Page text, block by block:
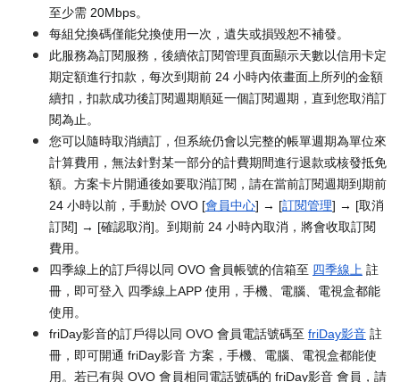
至少需 20Mbps。
每組兌換碼僅能兌換使用一次，遺失或損毀恕不補發。
此服務為訂閱服務，後續依訂閱管理頁面顯示天數以信用卡定
期定額進行扣款，每次到期前 24 小時內依畫面上所列的金額
續扣，扣款成功後訂閱週期順延一個訂閱週期，直到您取消訂
閱為止。
您可以隨時取消續訂，但系統仍會以完整的帳單週期為單位來
計算費用，無法針對某一部分的計費期間進行退款或核發抵免
額。方案卡片開通後如要取消訂閱，請在當前訂閱週期到期前
24 小時以前，手動於 OVO [會員中心] → [訂閱管理] → [取消
訂閱] → [確認取消]。到期前 24 小時內取消，將會收取訂閱
費用。
四季線上的訂戶得以同 OVO 會員帳號的信箱至 四季線上 註
冊，即可登入 四季線上APP 使用，手機、電腦、電視盒都能
使用。
friDay影音的訂戶得以同 OVO 會員電話號碼至 friDay影音 註
冊，即可開通 friDay影音 方案，手機、電腦、電視盒都能使
用。若已有與 OVO 會員相同電話號碼的 friDay影音 會員，請